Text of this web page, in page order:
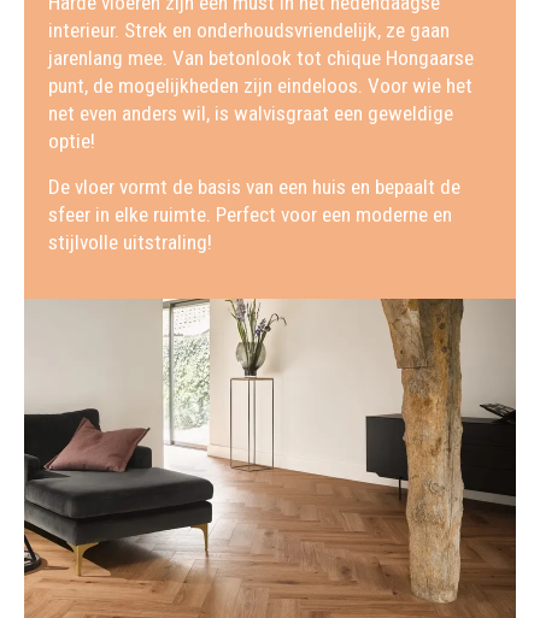
interieur. Strek en onderhoudsvriendelijk, ze gaan
jarenlang mee. Van betonlook tot chique Hongaarse
punt, de mogelijkheden zijn eindeloos. Voor wie het
net even anders wil, is walvisgraat een geweldige
optie!
De vloer vormt de basis van een huis en bepaalt de
sfeer in elke ruimte. Perfect voor een moderne en
stijlvolle uitstraling!